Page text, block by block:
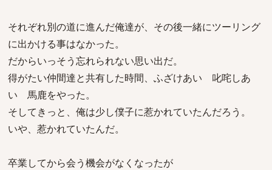
それぞれ別の道に進んだ俺達が、その後一緒にツーリング
に出かける事はなかった。
だからいっそう忘れられない思い出だ。
得がたい仲間達と共有した時間、ふざけあい 叱咤しあ
い 馬鹿をやった。
そしてきっと、俺は少し僕子に惹かれていたんだろう。
いや、惹かれていたんだ。
卒業してから会う機会がなくなったが